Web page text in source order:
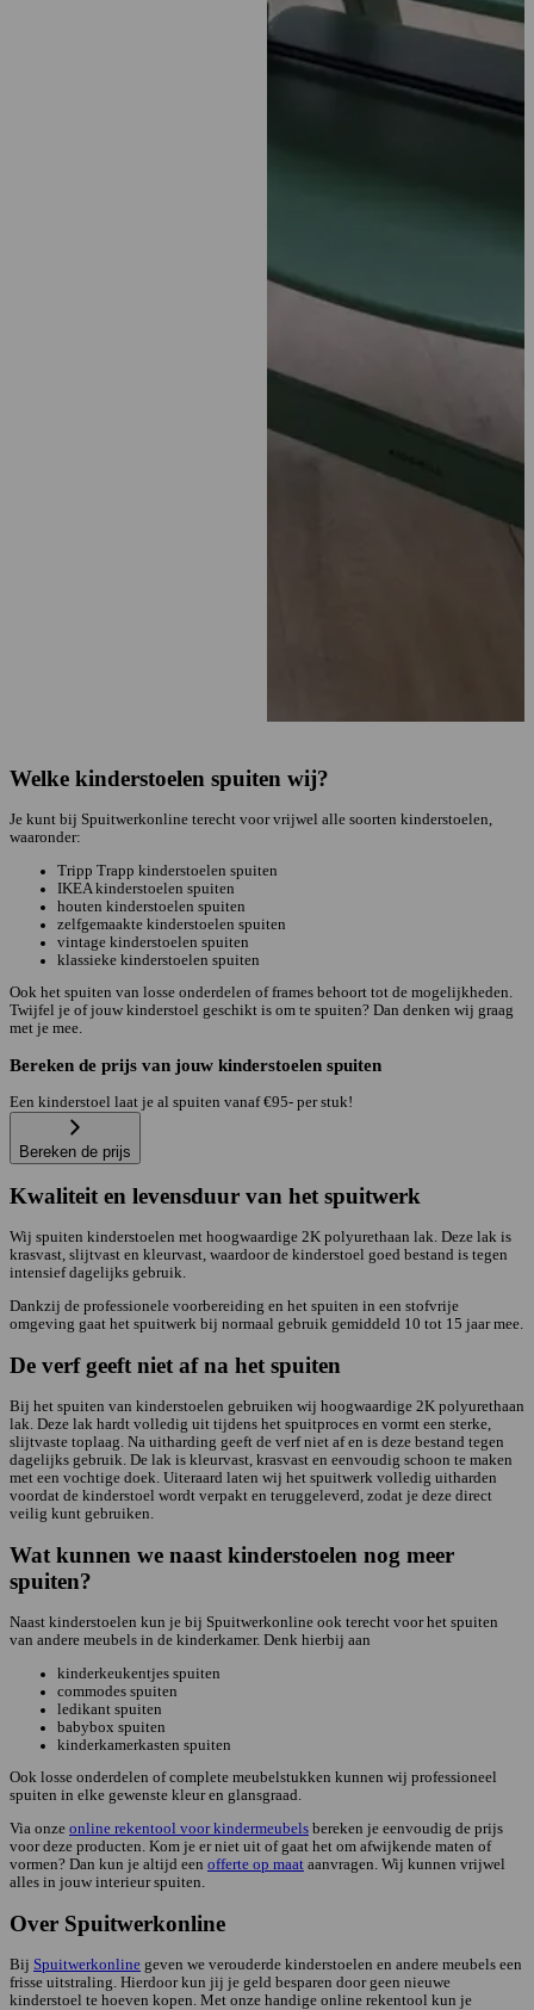
Welke kinderstoelen spuiten wij?
Je kunt bij Spuitwerkonline terecht voor vrijwel alle soorten kinderstoelen,
waaronder:
Tripp Trapp kinderstoelen spuiten
IKEA kinderstoelen spuiten
houten kinderstoelen spuiten
zelfgemaakte kinderstoelen spuiten
vintage kinderstoelen spuiten
klassieke kinderstoelen spuiten
Ook het spuiten van losse onderdelen of frames behoort tot de mogelijkheden.
Twijfel je of jouw kinderstoel geschikt is om te spuiten? Dan denken wij graag
met je mee.
Bereken de prijs van jouw kinderstoelen spuiten
Een kinderstoel laat je al spuiten vanaf €95- per stuk!
Bereken de prijs
Kwaliteit en levensduur van het spuitwerk
Wij spuiten kinderstoelen met hoogwaardige 2K polyurethaan lak. Deze lak is
krasvast, slijtvast en kleurvast, waardoor de kinderstoel goed bestand is tegen
intensief dagelijks gebruik.
Dankzij de professionele voorbereiding en het spuiten in een stofvrije
omgeving gaat het spuitwerk bij normaal gebruik gemiddeld 10 tot 15 jaar mee.
De verf geeft niet af na het spuiten
Bij het spuiten van kinderstoelen gebruiken wij hoogwaardige 2K polyurethaan
lak. Deze lak hardt volledig uit tijdens het spuitproces en vormt een sterke,
slijtvaste toplaag. Na uitharding geeft de verf niet af en is deze bestand tegen
dagelijks gebruik. De lak is kleurvast, krasvast en eenvoudig schoon te maken
met een vochtige doek. Uiteraard laten wij het spuitwerk volledig uitharden
voordat de kinderstoel wordt verpakt en teruggeleverd, zodat je deze direct
veilig kunt gebruiken.
Wat kunnen we naast kinderstoelen nog meer
spuiten?
Naast kinderstoelen kun je bij Spuitwerkonline ook terecht voor het spuiten
van andere meubels in de kinderkamer. Denk hierbij aan
kinderkeukentjes spuiten
commodes spuiten
ledikant spuiten
babybox spuiten
kinderkamerkasten spuiten
Ook losse onderdelen of complete meubelstukken kunnen wij professioneel
spuiten in elke gewenste kleur en glansgraad.
Via onze online rekentool voor kindermeubels bereken je eenvoudig de prijs
voor deze producten. Kom je er niet uit of gaat het om afwijkende maten of
vormen? Dan kun je altijd een offerte op maat aanvragen. Wij kunnen vrijwel
alles in jouw interieur spuiten.
Over Spuitwerkonline
Bij Spuitwerkonline geven we verouderde kinderstoelen en andere meubels een
frisse uitstraling. Hierdoor kun jij je geld besparen door geen nieuwe
kinderstoel te hoeven kopen. Met onze handige online rekentool kun je